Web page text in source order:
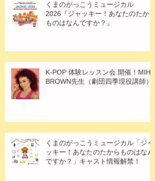
くまのがっこうミュージカル
2026『ジャッキー！あなたのたから
ものはなんですか？』
K-POP 体験レッスン会 開催！MIHO
BROWN先生（劇団四季現役講師）
くまのがっこうミュージカル「ジャ
ッキー！あなたのたからものはなん
ですか？」キャスト情報解禁！